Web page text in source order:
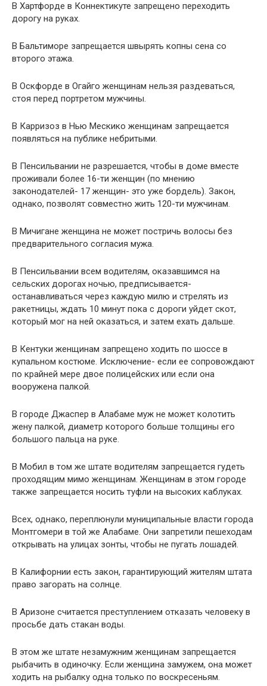
В Хартфорде в Коннектикуте запрещено переходить
дорогу на руках.
В Бальтиморе запрещается швырять копны сена со
второго этажа.
В Оскфорде в Огайго женщинам нельзя раздеваться,
стоя перед портретом мужчины.
В Карризоз в Нью Мескико женщинам запрещается
появляться на публике небритыми.
В Пенсильвании не разрешается, чтобы в доме вместе
проживали более 16-ти женщин (по мнению
законодателей- 17 женщин- это уже бордель). Закон,
однако, позволят совместно жить 120-ти мужчинам.
В Мичигане женщина не может постричь волосы без
предварительного согласия мужа.
В Пенсильвании всем водителям, оказавшимся на
сельских дорогах ночью, предписывается-
останавливаться через каждую милю и стрелять из
ракетницы, ждать 10 минут пока с дороги уйдет скот,
который мог на ней оказаться, и затем ехать дальше.
В Кентуки женщинам запрещено ходить по шоссе в
купальном костюме. Исключение- если ее сопровождают
по крайней мере двое полицейских или если она
вооружена палкой.
В городе Джаспер в Алабаме муж не может колотить
жену палкой, диаметр которого больше толщины его
большого пальца на руке.
В Мобил в том же штате водителям запрещается гудеть
проходящим мимо женщинам. Женщинам в этом городе
также запрещается носить туфли на высоких каблуках.
Всех, однако, переплюнули муниципальные власти города
Монтгомери в той же Алабаме. Они запретили пешеходам
открывать на улицах зонты, чтобы не пугать лошадей.
В Калифорнии есть закон, гарантирующий жителям штата
право загорать на солнце.
В Аризоне считается преступлением отказать человеку в
просьбе дать стакан воды.
В этом же штате незамужним женщинам запрещается
рыбачить в одиночку. Если женщина замужем, она может
ходить на рыбалку одна только по воскресеньям.